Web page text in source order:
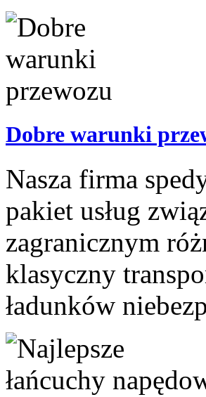
Dobre warunki
Nasza firma
pakiet usług
zagranicznym
klasyczny
ładunków